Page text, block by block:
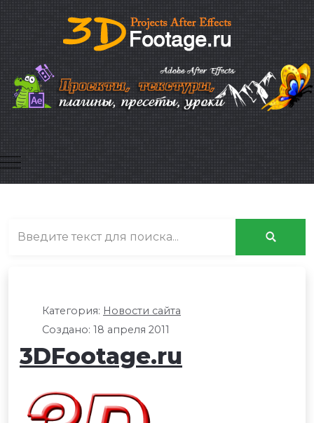
Mobile Menu Toggle
Категория: Новости сайта
Создано: 18 апреля 2011
3DFootage.ru